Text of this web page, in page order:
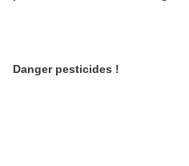
Danger pesticides !